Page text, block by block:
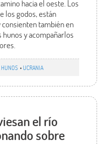
hacia el oeste. Los
los godos, están
también en
hunos y acompañarlos
HUNOS • UCRANIA
el río
sobre